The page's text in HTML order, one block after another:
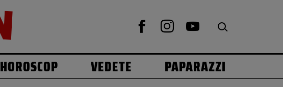
HOROSCOP VEDETE PAPARAZZI